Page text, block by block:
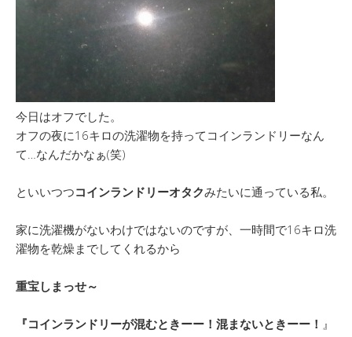
今日はオフでした。
オフの夜に16キロの洗濯物を持ってコインランドリーなん
て…なんだかなぁ(笑)
といいつつコインランドリーオタクみたいに通っている私。
家に洗濯機がないわけではないのですが、一時間で16キロ洗
濯物を乾燥までしてくれるから
重宝しまっせ～
『コインランドリーが混むときーー！混まないときーー！ 』